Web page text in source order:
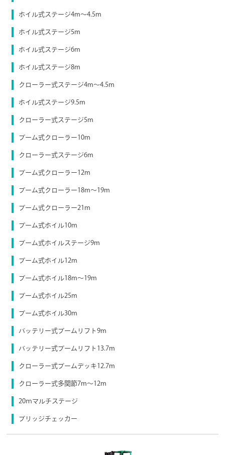
ホイル式ステージ4m～4.5m
ホイル式ステージ5m
ホイル式ステージ6m
ホイル式ステージ8m
クローラー式ステージ4m～4.5m
ホイル式ステージ9.5m
クローラー式ステージ5m
ブーム式クローラー10m
クローラー式ステージ6m
ブーム式クローラー12m
ブーム式クローラー18m～19m
ブーム式クローラー21m
ブーム式ホイル10m
ブーム式ホイルステージ9m
ブーム式ホイル12m
ブーム式ホイル18m～19m
ブーム式ホイル25m
ブーム式ホイル30m
バッテリー式ブームリフト9m
バッテリー式ブームリフト13.7m
クローラー式ブームデッキ12.7m
クローラー式多関節7m～12m
20ｍマルチステージ
ブリッジチェッカー